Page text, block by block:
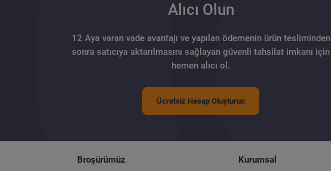
Alıcı Olun
12 Aya varan vade avantajı ve yapılan ödemenin ürün tesliminden
sonra satıcıya aktarılmasını sağlayan güvenli tahsilat imkanı için
hemen alıcı ol.
Ücretsiz Hesap Oluşturun
Broşürümüz
Kurumsal